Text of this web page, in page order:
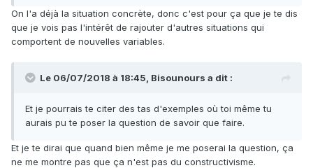
On l'a déjà la situation concrète, donc c'est pour ça que je te dis
que je vois pas l'intérêt de rajouter d'autres situations qui
comportent de nouvelles variables.
Le 06/07/2018 à 18:45, Bisounours a dit :
Et je pourrais te citer des tas d'exemples où toi même tu
aurais pu te poser la question de savoir que faire.
Et je te dirai que quand bien même je me poserai la question, ça
ne me montre pas que ça n'est pas du constructivisme.